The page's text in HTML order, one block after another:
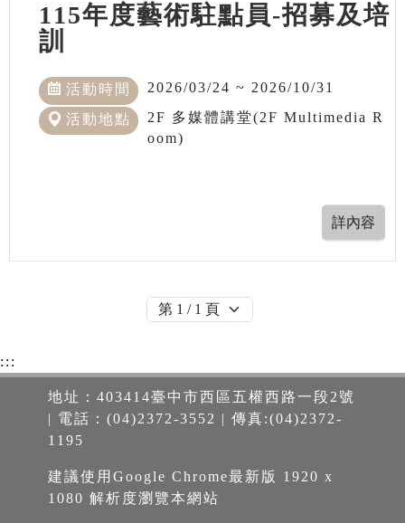
115年度藝術駐點員-招募及培
訓
活動時間 2026/03/24 ~ 2026/10/31
活動地點
2F 多媒體講堂(2F Multimedia R
oom)
:::
地址：403414臺中市西區五權西路一段2號
| 電話：(04)2372-3552 | 傳真:(04)2372-
1195
建議使用Google Chrome最新版 1920 x
1080 解析度瀏覽本網站